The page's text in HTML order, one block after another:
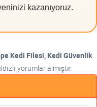
kazanıyoruz.
Kedi Filesi, Kedi Güvenlik
yorumlar almıştır.